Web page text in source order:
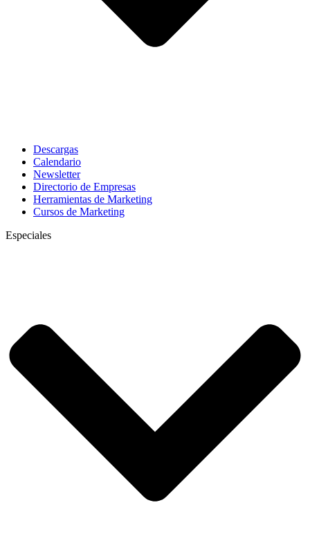
Descargas
Calendario
Newsletter
Directorio de Empresas
Herramientas de Marketing
Cursos de Marketing
Especiales